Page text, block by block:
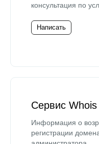
консультация по
Написать
Сервис Whois
Информация о
регистрации